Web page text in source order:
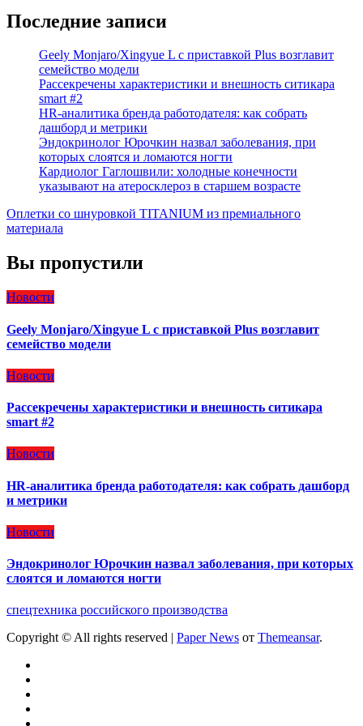
Последние записи
Geely Monjaro/Xingyue L с приставкой Plus возглавит
семейство модели
Рассекречены характеристики и внешность ситикара
smart #2
HR-аналитика бренда работодателя: как собрать
дашборд и метрики
Эндокринолог Юрочкин назвал заболевания, при
которых слоятся и ломаются ногти
Кардиолог Гаглошвили: холодные конечности
указывают на атеросклероз в старшем возрасте
Оплетки со шнуровкой TITANIUM из премиального
материала
Вы пропустили
Новости
Geely Monjaro/Xingyue L с приставкой Plus возглавит
семейство модели
Новости
Рассекречены характеристики и внешность ситикара
smart #2
Новости
HR-аналитика бренда работодателя: как собрать дашборд
и метрики
Новости
Эндокринолог Юрочкин назвал заболевания, при которых
слоятся и ломаются ногти
спецтехника российского производства
Copyright © All rights reserved | Paper News от Themeansar.